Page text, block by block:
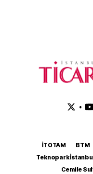
•
İTOTAM BTM
Teknopark
Cemile